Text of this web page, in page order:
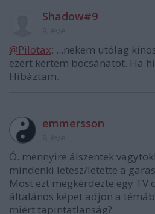
Shadow#9
@Pilotax: ...nekem utólag
ezért kértem bocsánatot. Ha
Hibáztam.
emmersson
Ó..mennyire álszentek
mindenki letesz/letette a
Most ezt megkérdezte egy TV
általános képet adjon a
miért tapintatlanság?